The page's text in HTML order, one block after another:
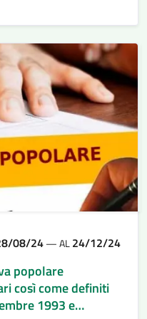
08/24—AL24/12/24
popolare
così come definiti
1993 e